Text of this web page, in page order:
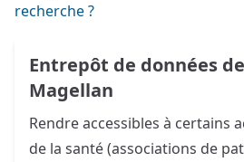
recherche ?
Entrepôt de données
Magellan
Rendre accessibles à certains
de la santé (associations de